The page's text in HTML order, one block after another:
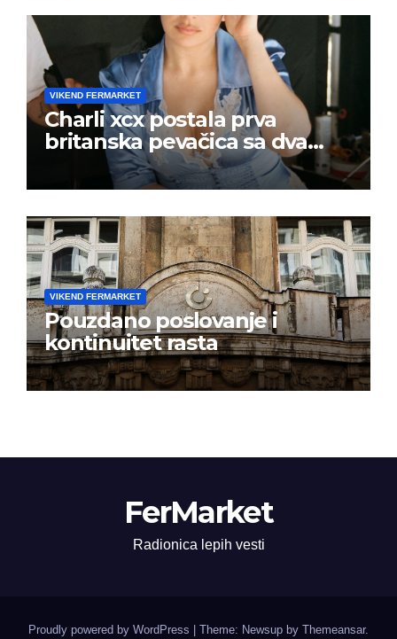
VIKEND FERMARKET
Charli xcx postala prva
britanska pevačica sa dva
albuma na prvom mestu u
istoj kalendarskoj godini
VIKEND FERMARKET
Pouzdano poslovanje i
kontinuitet rasta
FerMarket
Radionica lepih vesti
Proudly powered by WordPress Theme: Newsup by Themeansar.